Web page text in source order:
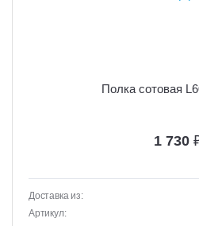
Полка сотовая
1 730
Доставка из:
Артикул: